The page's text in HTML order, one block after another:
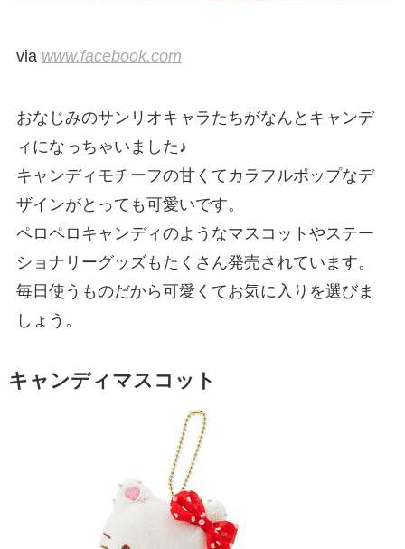
via www.facebook.com
おなじみのサンリオキャラたちがなんとキャンデ
ィになっちゃいました♪
キャンディモチーフの甘くてカラフルポップなデ
ザインがとっても可愛いです。
ペロペロキャンディのようなマスコットやステー
ショナリーグッズもたくさん発売されています。
毎日使うものだから可愛くてお気に入りを選びま
しょう。
キャンディマスコット